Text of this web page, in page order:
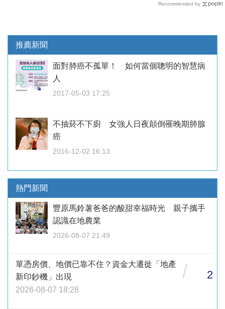
Recommended by
推薦新聞
面對肺癌不孤單！ 如何當個聰明的智慧病
人
2017-05-03 17:25
不抽菸不下廚 女強人日夜顛倒罹晚期肺腺
癌
2016-12-02 16:13
熱門新聞
豐原馬鈴薯爸爸的酸甜幸福時光 親子攜手
認識在地農業
2026-08-07 21:49
單憑房價、地價已靠不住？資金大遷徙「地產
新印鈔機」出現
2026-08-07 18:28
/ 2